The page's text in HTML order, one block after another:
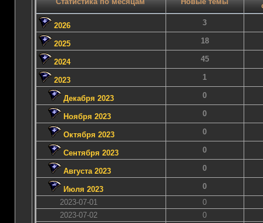
2026 3
2025 18
2024 45
2023 1
Декабря 2023 0
Ноября 2023 0
Октября 2023 0
Сентября 2023 0
Августа 2023 0
Июля 2023
0
2023-07-01
0
2023-07-02
0